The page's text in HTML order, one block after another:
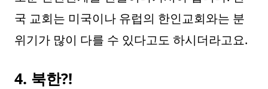
국 교회는 미국이나 유럽의 한인교회와는 분
위기가 많이 다를 수 있다고도 하시더라고요.
4. 북한?!